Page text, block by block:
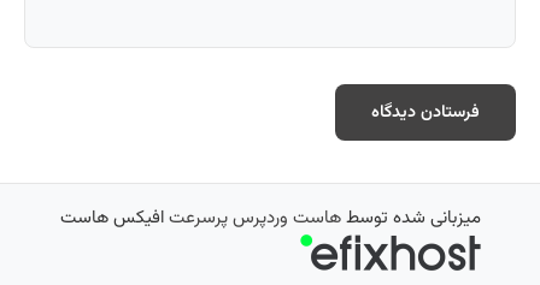
میزبانی شده توسطهاست وردپرس پرسرعتافیکس هاست